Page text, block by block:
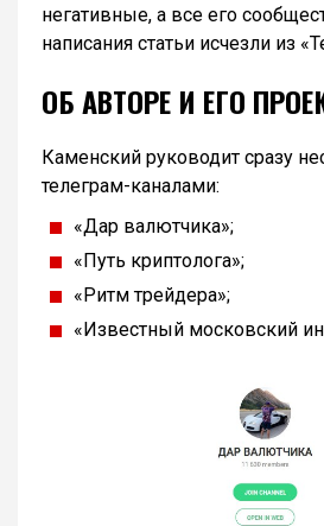
негативные, а все его
написания статьи исчезли из
ОБ АВТОРЕ И ЕГО
Каменский руководит сразу
телеграм-каналами:
«Дар валютчика»;
«Путь криптолога»;
«Ритм трейдера»;
«Известный московский